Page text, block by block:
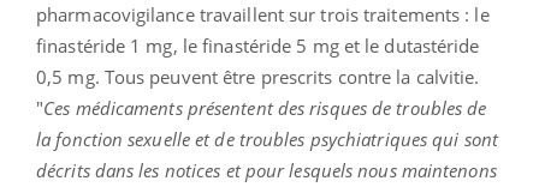
pharmacovigilance travaillent sur trois traitements : le
finastéride 1 mg, le finastéride 5 mg et le dutastéride
0,5 mg. Tous peuvent être prescrits contre la calvitie.
"Ces médicaments présentent des risques de troubles de
la fonction sexuelle et de troubles psychiatriques qui sont
décrits dans les notices et pour lesquels nous maintenons